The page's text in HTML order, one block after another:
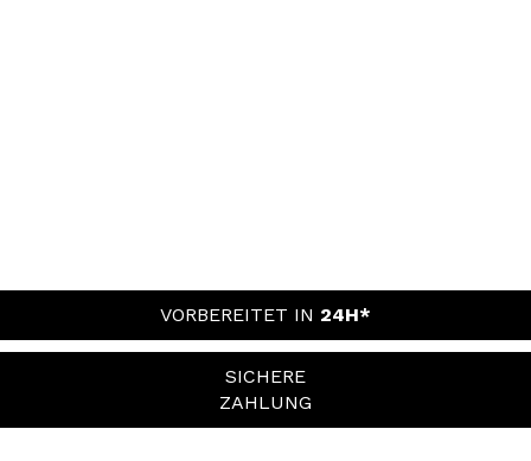
VORBEREITET IN 24H*
SICHERE
ZAHLUNG